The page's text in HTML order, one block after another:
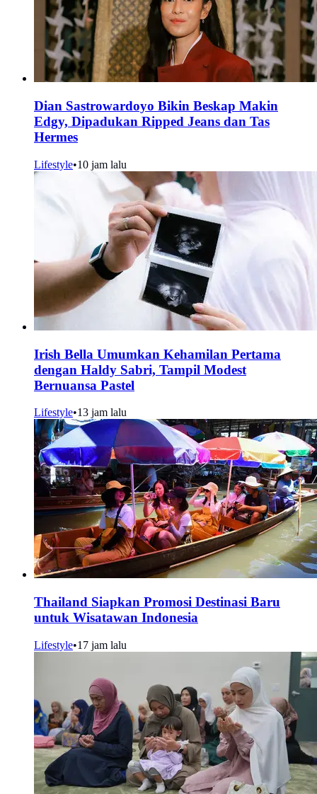
Dian Sastrowardoyo Bikin Beskap Makin
Edgy, Dipadukan Ripped Jeans dan Tas
Hermes
Lifestyle•10 jam lalu
Irish Bella Umumkan Kehamilan Pertama
dengan Haldy Sabri, Tampil Modest
Bernuansa Pastel
Lifestyle•13 jam lalu
Thailand Siapkan Promosi Destinasi Baru
untuk Wisatawan Indonesia
Lifestyle•17 jam lalu